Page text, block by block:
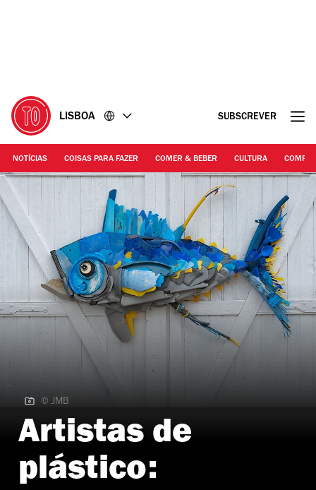
LISBOA SUBSCREVER
NOTÍCIAS COISAS PARA FAZER COMER & BEBER CULTURA
© JMB | Plitxo - Xico Gaivota
© JMB
Artistas de
plástico: